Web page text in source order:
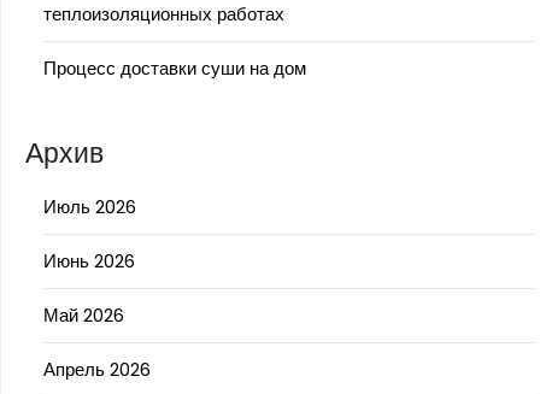
теплоизоляционных работах
Процесс доставки суши на дом
Архив
Июль 2026
Июнь 2026
Май 2026
Апрель 2026